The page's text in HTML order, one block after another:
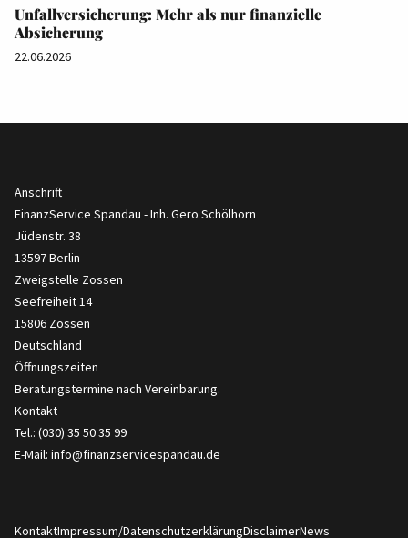
Unfallversicherung: Mehr als nur finanzielle
Absicherung
22.06.2026
Anschrift
FinanzService Spandau - Inh. Gero Schölhorn
Jüdenstr. 38
13597 Berlin
Zweigstelle Zossen
Seefreiheit 14
15806 Zossen
Deutschland
Öffnungszeiten
Beratungstermine nach Vereinbarung.
Kontakt
Tel.: (030) 35 50 35 99
E-Mail: info@finanzservicespandau.de
KontaktImpressum/DatenschutzerklärungDisclaimerNews